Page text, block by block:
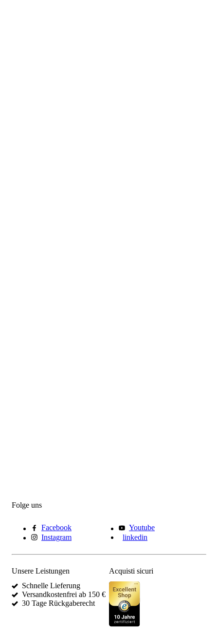
Folge uns
Facebook
Youtube
Instagram
linkedin
Unsere Leistungen
Schnelle Lieferung
Versandkostenfrei ab 150 €
30 Tage Rückgaberecht
Acquisti sicuri